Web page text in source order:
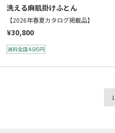
洗える麻肌掛けふとん
【2026年春夏カタログ掲載品】
¥30,800
1